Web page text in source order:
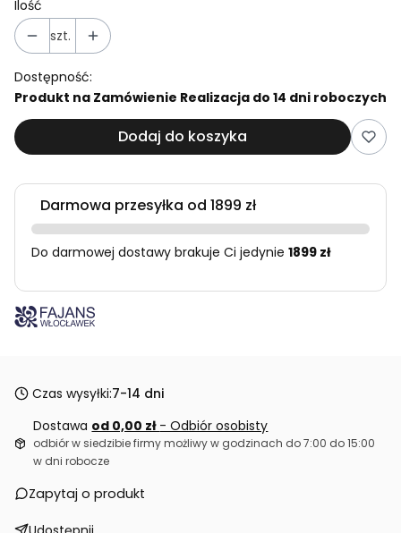
Ilość
szt.
Dostępność:
Produkt na Zamówienie Realizacja do 14 dni roboczych
Dodaj do koszyka
Darmowa przesyłka od 1899 zł
Do darmowej dostawy brakuje Ci jedynie 1899 zł
Czas wysyłki:7-14 dni
Dostawa od 0,00 zł - Odbiór osobisty
odbiór w siedzibie firmy możliwy w godzinach do 7:00 do 15:00
w dni robocze
Zapytaj o produkt